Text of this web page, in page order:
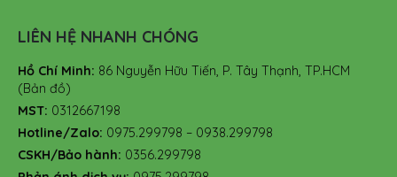
LIÊN HỆ NHANH CHÓNG
Hồ Chí Minh: 86 Nguyễn Hữu Tiến, P. Tây Thạnh, TP.HCM
(Bản đồ)
MST: 0312667198
Hotline/Zalo: 0975.299798 – 0938.299798
CSKH/Bảo hành: 0356.299798